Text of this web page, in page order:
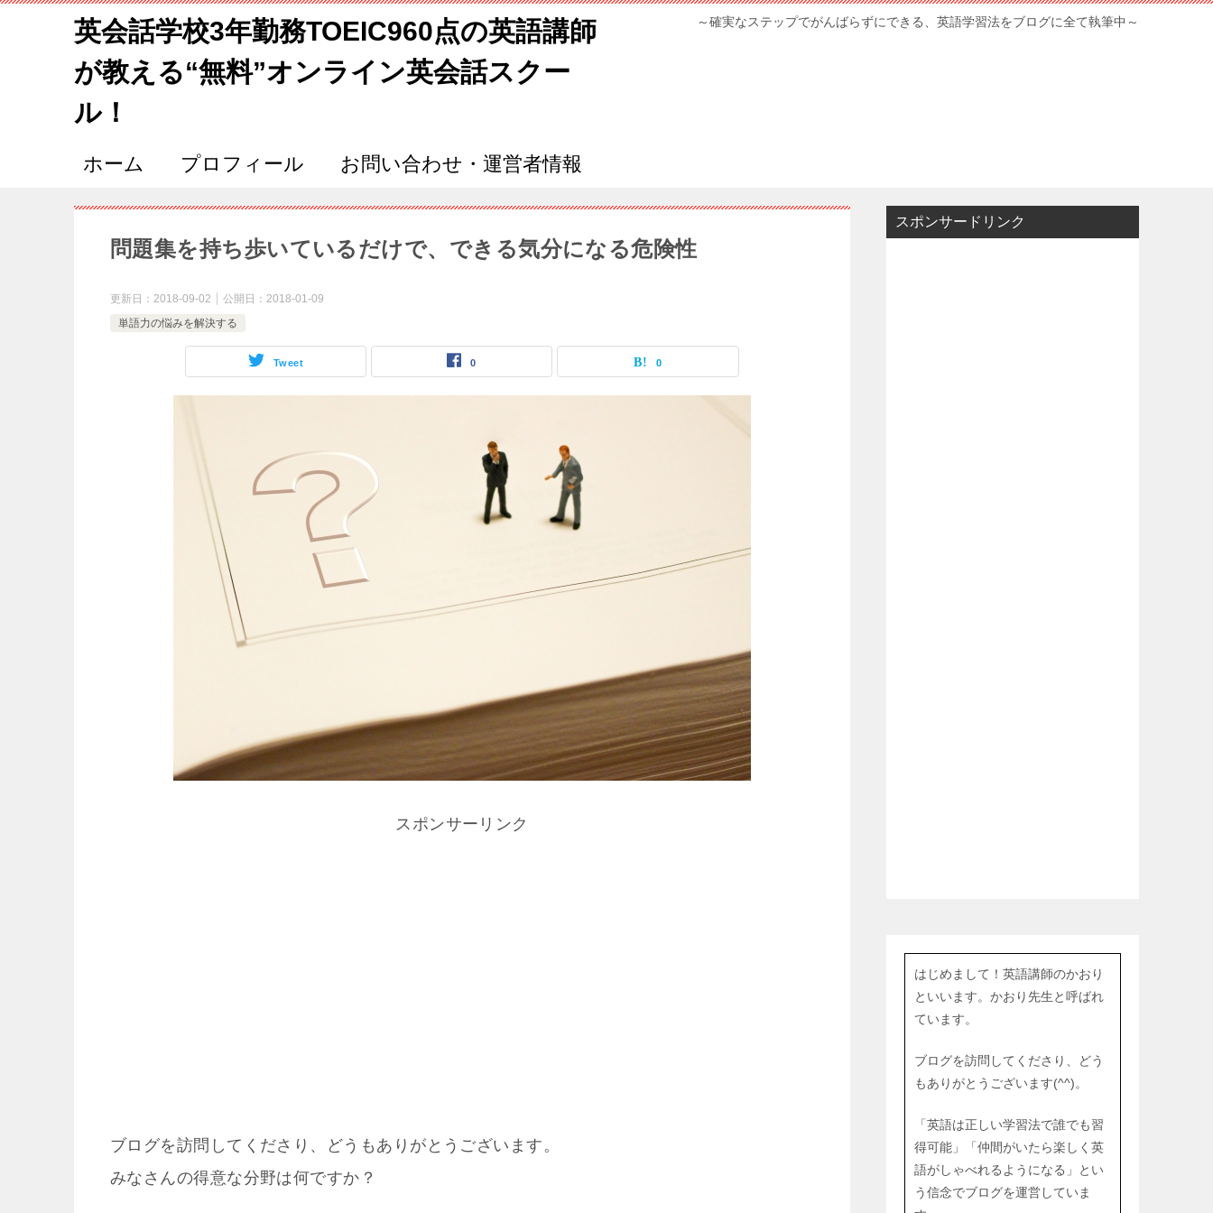
英会話学校3年勤務TOEIC960点の英語講師
が教える“無料”オンライン英会話スクー
ル！
～確実なステップでがんばらずにできる、英語学習法をブログに全て執筆中～
ホーム プロフィール お問い合わせ・運営者情報
問題集を持ち歩いているだけで、できる気分になる危険性
更新日： 2018-09-02 公開日： 2018-01-09
単語力の悩みを解決する
Tweet 0 0
スポンサーリンク
ブログを訪問してくださり、どうもありがとうございます。
みなさんの得意な分野は何ですか？
スポンサードリンク
はじめまして！英語講師のかおり
といいます。かおり先生と呼ばれ
ています。
ブログを訪問してくださり、どう
もありがとうございます(^^)。
「英語は正しい学習法で誰でも習
得可能」「仲間がいたら楽しく英
語がしゃべれるようになる」とい
う信念でブログを運営していま